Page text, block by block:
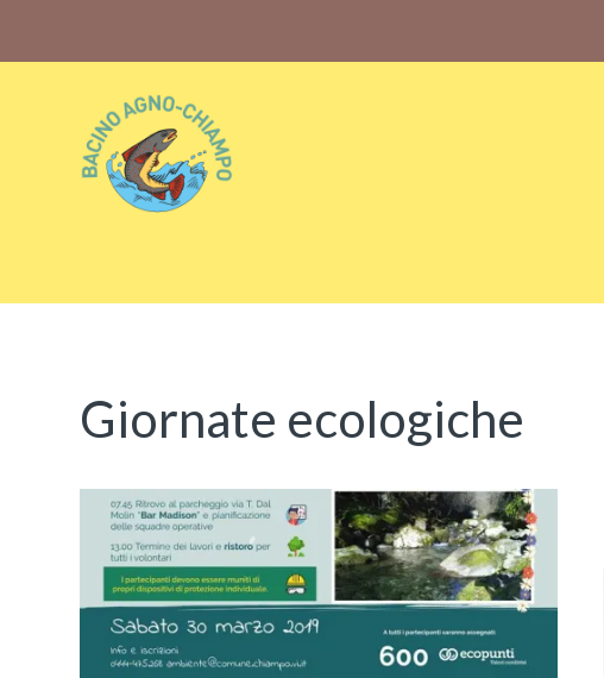
Chiampo
Giornate ecologiche